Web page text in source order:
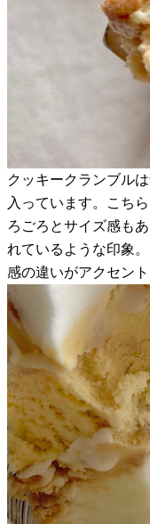
クッキークランブル
入っています。こち
ろごろとサイズ感も
れているような印象
感の違いがアクセン